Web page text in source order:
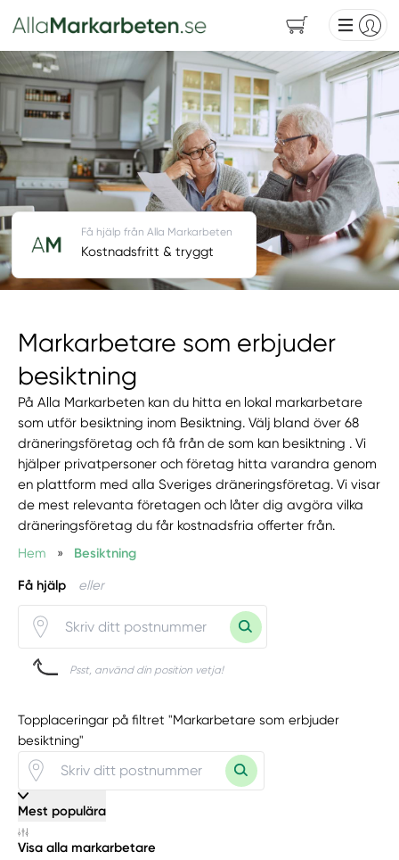
Markarbetare som erbjuder
besiktning
På Alla Markarbeten kan du hitta en lokal markarbetare
som utför besiktning inom Besiktning. Välj bland över 68
dräneringsföretag och få från de som kan besiktning . Vi
hjälper privatpersoner och företag hitta varandra genom
en plattform med alla Sveriges dräneringsföretag. Vi visar
de mest relevanta företagen och låter dig avgöra vilka
dräneringsföretag du får kostnadsfria offerter från.
Hem
» Besiktning
Få hjälp eller
Psst, använd din position vetja!
Få hjälp från Alla Markarbeten
Kostnadsfritt & tryggt
Topplaceringar på filtret "Markarbetare som erbjuder
besiktning"
Mest populära
Visa alla markarbetare